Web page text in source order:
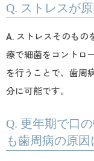
Q. ストレスが
A. ストレスそのもの
療で細菌をコントロ
を行うことで、歯周
分に可能です。
Q. 更年期で口
も歯周病の原